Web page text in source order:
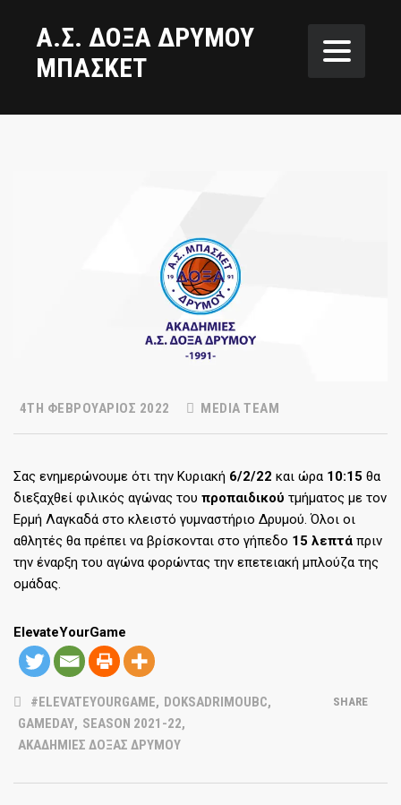
Α.Σ. ΔΟΞΑ ΔΡΥΜΟΥ
ΜΠΑΣΚΕΤ
4TH ΦΕΒΡΟΥΆΡΙΟΣ 2022 MEDIA TEAM
Σας ενημερώνουμε ότι την Κυριακή 6/2/22 και ώρα 10:15 θα
διεξαχθεί φιλικός αγώνας του προπαιδικού τμήματος με τον
Ερμή Λαγκαδά στο κλειστό γυμναστήριο Δρυμού. Όλοι οι
αθλητές θα πρέπει να βρίσκονται στο γήπεδο 15 λεπτά πριν
την έναρξη του αγώνα φορώντας την επετειακή μπλούζα της
ομάδας.
ElevateYourGame
#ELEVATEYOURGAME, DOKSADRIMOUBC,
GAMEDAY, SEASON 2021-22,
ΑΚΑΔΗΜΊΕΣ ΔΌΞΑΣ ΔΡΥΜΟΎ
SHARE